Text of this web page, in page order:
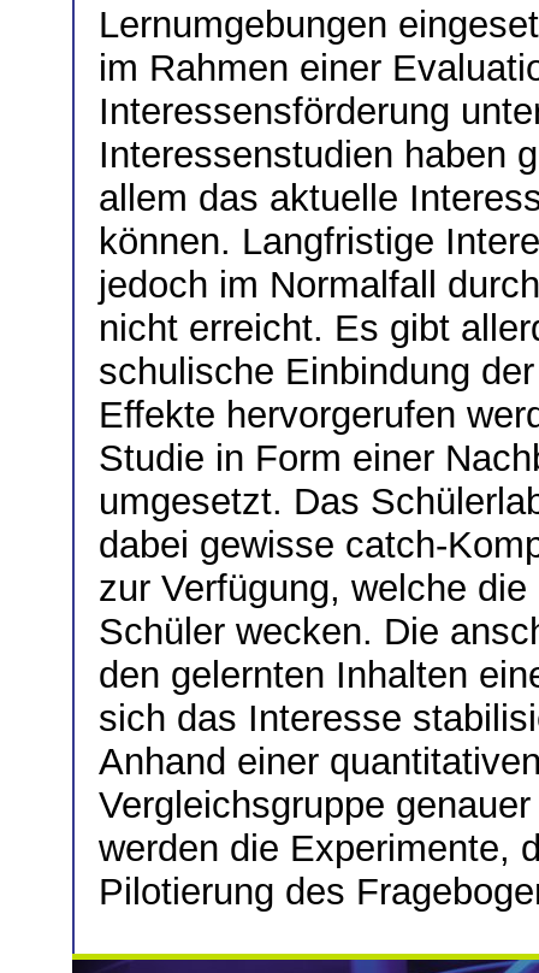
Lernumgebungen
im Rahmen einer
Interessensförderung
Interessenstudien haben
allem das aktuelle
können. Langfristige
jedoch im Normalfall
nicht erreicht. Es gibt
schulische Einbindung
Effekte hervorgerufen
Studie in Form einer
umgesetzt. Das
dabei gewisse catch-
zur Verfügung, welche
Schüler wecken. Die
den gelernten Inhalten
sich das Interesse
Anhand einer
Vergleichsgruppe
werden die Experimente,
Pilotierung des